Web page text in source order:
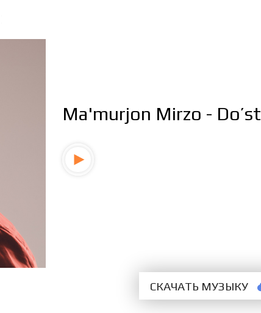
Ma'murjon Mirzo - Do’st
СКАЧАТЬ МУЗЫКУ